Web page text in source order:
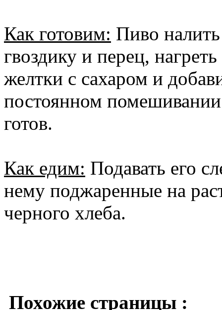
Как готовим: Пиво
гвоздику и перец,
желтки с сахаром и
постоянном
готов.
Как едим: Подавать его
нему поджаренные на
черного хлеба.
Похожие страницы :